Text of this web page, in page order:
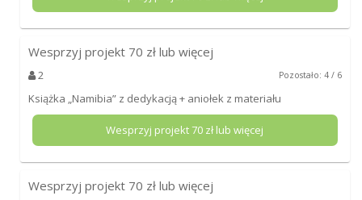
Wesprzyj projekt 70 zł lub więcej
2 Pozostało: 4 / 6
Książka „Namibia” z dedykacją + aniołek z materiału
Wesprzyj projekt70 zł lub więcej
Wesprzyj projekt 70 zł lub więcej